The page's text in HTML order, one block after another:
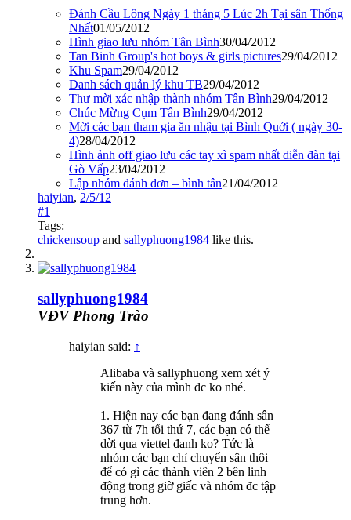
Đánh Cầu Lông Ngày 1 tháng 5 Lúc 2h Tại sân Thống
Nhất01/05/2012
Hình giao lưu nhóm Tân Bình30/04/2012
Tan Binh Group's hot boys & girls pictures29/04/2012
Khu Spam29/04/2012
Danh sách quản lý khu TB29/04/2012
Thư mời xác nhập thành nhóm Tân Bình29/04/2012
Chúc Mừng Cụm Tân Bình29/04/2012
Mời các bạn tham gia ăn nhậu tại Bình Quới ( ngày 30-
4)28/04/2012
Hình ảnh off giao lưu các tay xì spam nhất diễn đàn tại
Gò Vấp23/04/2012
Lập nhóm đánh đơn – bình tân21/04/2012
haiyian, 2/5/12
#1
Tags:
chickensoup and sallyphuong1984 like this.
sallyphuong1984
VĐV Phong Trào
haiyian said: ↑
Alibaba và sallyphuong xem xét ý
kiến này của mình đc ko nhé.
1. Hiện nay các bạn đang đánh sân
367 từ 7h tối thứ 7, các bạn có thể
dời qua viettel đanh ko? Tức là
nhóm các bạn chỉ chuyển sân thôi
để có gì các thành viên 2 bên linh
động trong giờ giấc và nhóm đc tập
trung hơn.